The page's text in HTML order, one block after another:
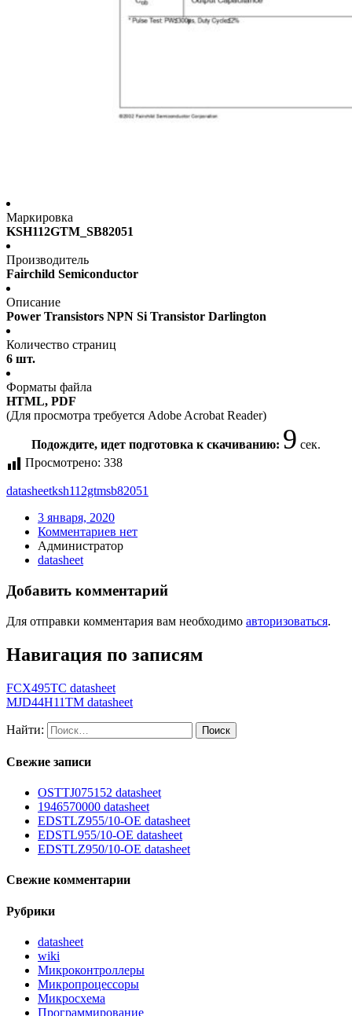
Маркировка
KSH112GTM_SB82051
Производитель
Fairchild Semiconductor
Описание
Power Transistors NPN Si Transistor Darlington
Количество страниц
6 шт.
Форматы файла
HTML, PDF
(Для просмотра требуется Adobe Acrobat Reader)
Подождите, идет подготовка к скачиванию: 9 сек.
Просмотрено: 338
datasheetksh112gtmsb82051
3 января, 2020
Комментариев нет
Администратор
datasheet
Добавить комментарий
Для отправки комментария вам необходимо авторизоваться.
Навигация по записям
FCX495TC datasheet
MJD44H11TM datasheet
Найти:
Свежие записи
OSTTJ075152 datasheet
1946570000 datasheet
EDSTLZ955/10-OE datasheet
EDSTL955/10-OE datasheet
EDSTLZ950/10-OE datasheet
Свежие комментарии
Рубрики
datasheet
wiki
Микроконтроллеры
Микропроцессоры
Микросхема
Программирование